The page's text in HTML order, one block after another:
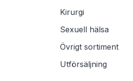
Kirurgi
Sexuell hälsa
Övrigt sortiment
Utförsäljning